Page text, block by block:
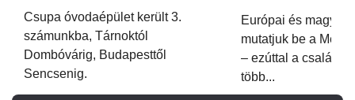
Csupa óvodaépület került 3.
számunkba, Tárnoktól
Dombóvárig, Budapesttől
Sencsenig.
Európai és magyar
mutatjuk be a
– ezúttal a családi
több...